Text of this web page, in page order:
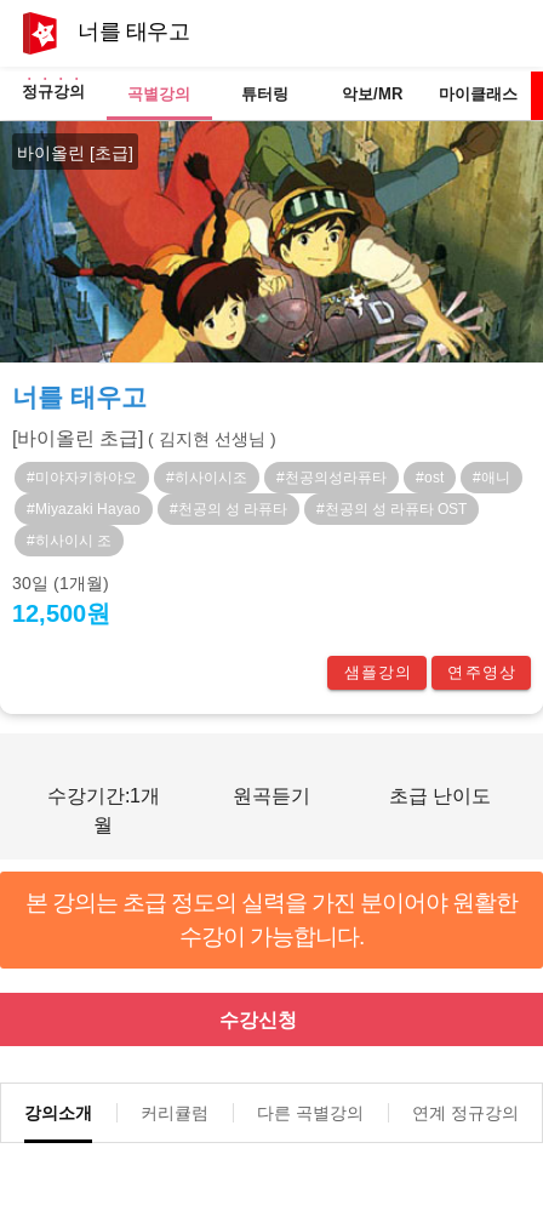
너를 태우고
정규강의 곡별강의 튜터링 악보/MR 마이클래스
바이올린 [초급]
너를 태우고
[바이올린 초급] ( 김지현 선생님 )
#미야자키하야오 #히사이시조 #천공의성라퓨타 #ost
#애니
#Miyazaki Hayao
#천공의 성 라퓨타
#천공의 성 라퓨타 OST
#히사이시 조
30일 (1개월)
12,500원
샘플강의 연주영상
수강기간:1개
월
원곡듣기 초급 난이도
본 강의는 초급 정도의 실력을 가진 분이어야 원활한
수강이 가능합니다.
수강신청
강의소개 커리큘럼 다른 곡별강의 연계 정규강의